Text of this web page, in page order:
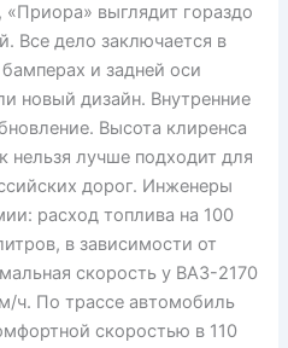
выглядит гораздо
Все дело заключается в
и задней оси
новый дизайн. Внутренние
Высота клиренса
нельзя лучше подходит для
дорог. Инженеры
расход топлива на 100
в зависимости от
скорость у ВАЗ-2170
ч. По трассе автомобиль
скоростью в 110